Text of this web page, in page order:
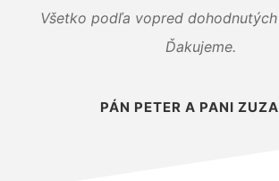
Všetko podľa vopred
Ďakujeme.
PÁN PETER A PANI